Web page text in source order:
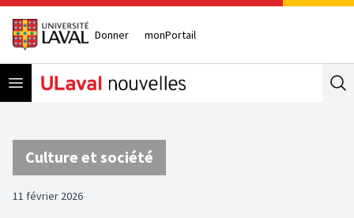
Donner monPortail
Open menu
Culture et société
11 février 2026